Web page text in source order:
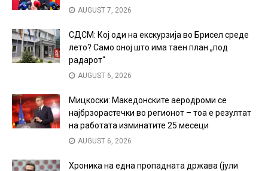
AUGUST 7, 2026
СДСМ: Кој оди на екскурзија во Брисел среде
лето? Само оној што има таен план „под
радарот“
AUGUST 6, 2026
Мицкоски: Македонските аеродроми се
најбрзорастечки во регионот – тоа е резултат
на работата изминатите 25 месеци
AUGUST 6, 2026
Хроника на една пропадната држава (јули